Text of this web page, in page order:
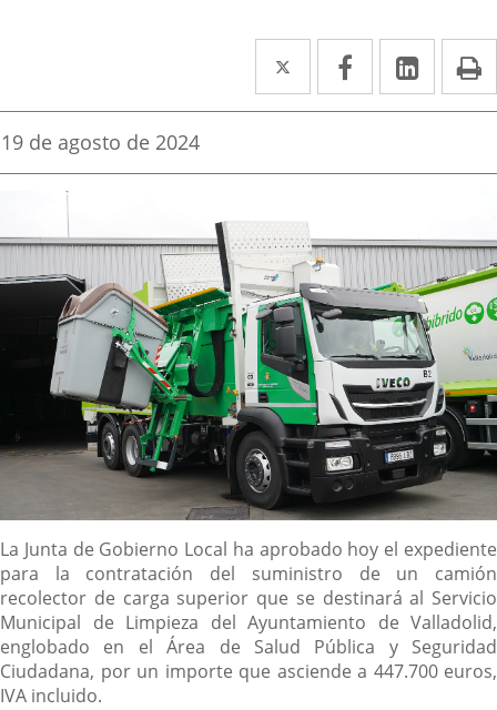
Twitter
Enlace
a
aplicación
Facebook
Enlace
a
aplicación
Enlace
a
Fecha
la
19 de agosto de 2024
Descripción
La Junta de Gobierno Local ha aprobado hoy el expediente
para la contratación del suministro de un camión
recolector de carga superior que se destinará al Servicio
Municipal de Limpieza del Ayuntamiento de Valladolid,
englobado en el Área de Salud Pública y Seguridad
Ciudadana, por un importe que asciende a 447.700 euros,
IVA incluido.